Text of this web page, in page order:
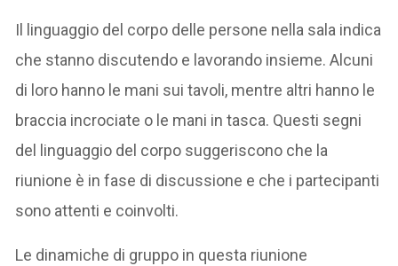
Il linguaggio del corpo delle persone nella sala indica
che stanno discutendo e lavorando insieme. Alcuni
di loro hanno le mani sui tavoli, mentre altri hanno le
braccia incrociate o le mani in tasca. Questi segni
del linguaggio del corpo suggeriscono che la
riunione è in fase di discussione e che i partecipanti
sono attenti e coinvolti.
Le dinamiche di gruppo in questa riunione